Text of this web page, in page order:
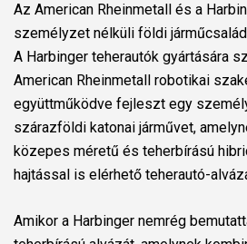
Az American Rheinmetall és a
személyzet nélküli földi
A Harbinger teherautók gyártására
American Rheinmetall robotikai
együttműködve fejleszt egy
szárazföldi katonai járművet,
közepes méretű és teherbírású
hajtással is elérhető teherautó-
Amikor a Harbinger nemrég